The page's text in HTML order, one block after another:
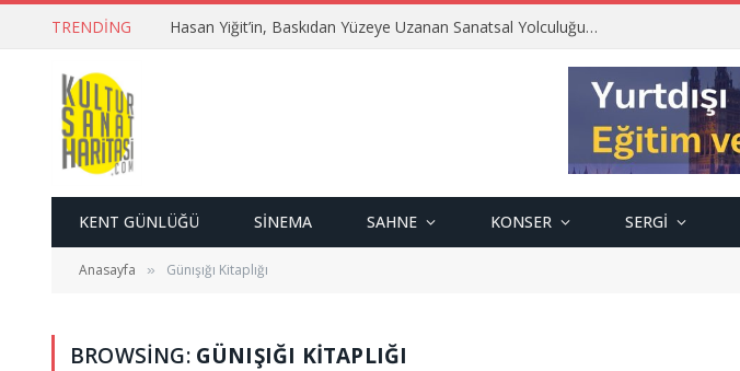
TRENDING Hasan Yiğit’in, Baskıdan Yüzeye Uzanan Sanatsal Yolculuğu…
KENT GÜNLÜĞÜ SINEMA SAHNE KONSER SERGI
Anasayfa » Günışığı Kitaplığı
BROWSING: GÜNIŞIĞI KITAPLIĞI